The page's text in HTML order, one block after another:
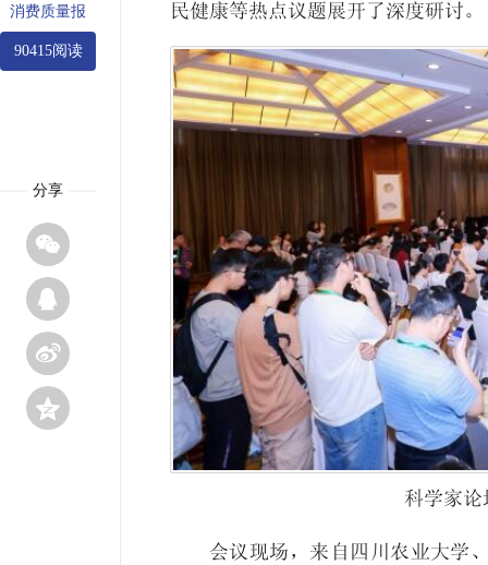
消费质量报
90415阅读
分享




民健康等热点议题展开了深度研讨。
科学家
会议现场，来自四川农业大学